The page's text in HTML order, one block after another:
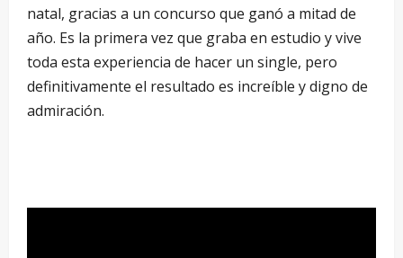
natal, gracias a un concurso que ganó a mitad de
año. Es la primera vez que graba en estudio y vive
toda esta experiencia de hacer un single, pero
definitivamente el resultado es increíble y digno de
admiración.